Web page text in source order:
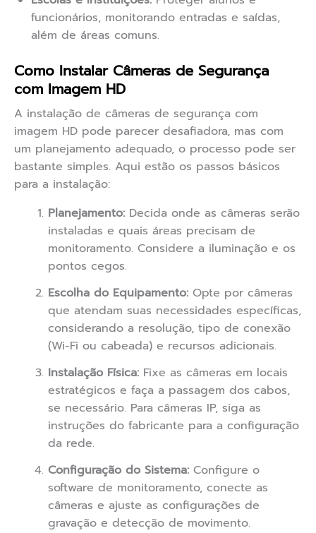
funcionários, monitorando entradas e saídas,
além de áreas comuns.
Como Instalar Câmeras de Segurança
com Imagem HD
A instalação de câmeras de segurança com
imagem HD pode parecer desafiadora, mas com
um planejamento adequado, o processo pode ser
bastante simples. Aqui estão os passos básicos
para a instalação:
Planejamento: Decida onde as câmeras serão
instaladas e quais áreas precisam de
monitoramento. Considere a iluminação e os
pontos cegos.
Escolha do Equipamento: Opte por câmeras
que atendam suas necessidades específicas,
considerando a resolução, tipo de conexão
(Wi-Fi ou cabeada) e recursos adicionais.
Instalação Física: Fixe as câmeras em locais
estratégicos e faça a passagem dos cabos,
se necessário. Para câmeras IP, siga as
instruções do fabricante para a configuração
da rede.
Configuração do Sistema: Configure o
software de monitoramento, conecte as
câmeras e ajuste as configurações de
gravação e detecção de movimento.